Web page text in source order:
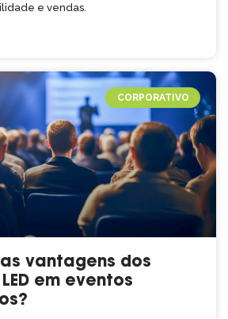
e vendas.
CORPORATIVO
vantagens dos
em eventos